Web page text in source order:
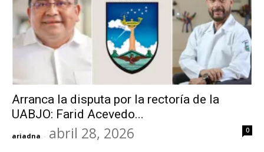
Arranca la disputa por la rectoría de la
UABJO: Farid Acevedo...
ariadna - abril 28, 2026 0